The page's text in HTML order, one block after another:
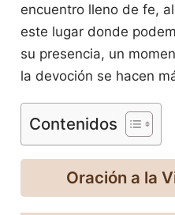
encuentro lleno de fe,
este lugar donde
su presencia, un
la devoción se hacen
Contenidos
Oración a la